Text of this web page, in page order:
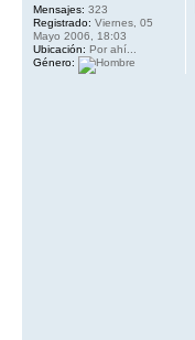
Mensajes: 323
Registrado: Viernes, 05
Mayo 2006, 18:03
Ubicación: Por ahí...
Género: